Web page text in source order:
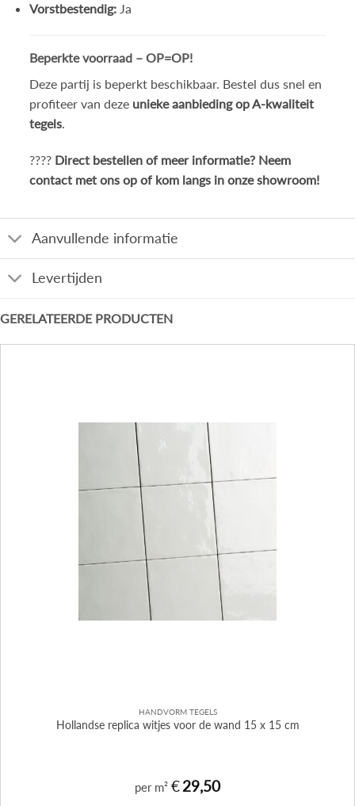
Vorstbestendig:Ja
Beperkte voorraad – OP=OP!
Deze partij is beperkt beschikbaar. Bestel dus snel en
profiteer van deze unieke aanbieding op A-kwaliteit
tegels.
???? Direct bestellen of meer informatie? Neem
contact met ons op of kom langs in onze showroom!
Aanvullende informatie
Levertijden
GERELATEERDE PRODUCTEN
HANDVORM TEGELS
Hollandse replica witjes voor de wand 15 x 15 cm
per m² €29,50